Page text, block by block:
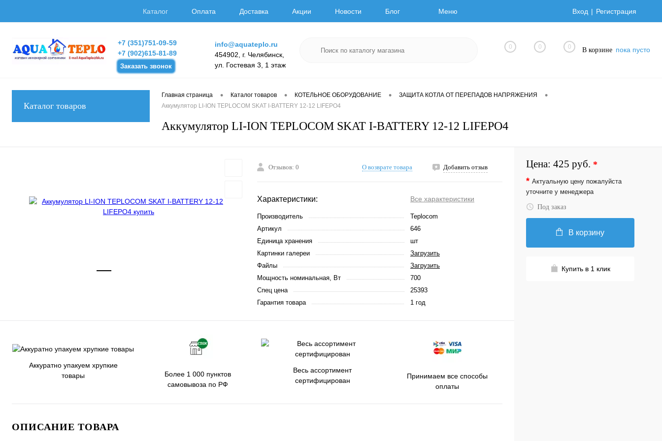
Каталог Оплата Доставка Акции Новости Блог Меню Вход Регистрация
+7 (351)751-09-59
+7 (902)615-81-89
Заказать звонок
info@aquateplo.ru
454902, г. Челябинск,
ул. Гостевая 3, 1 этаж
0 0 0 В корзине пока пусто
Каталог товаров
Главная страница • Каталог товаров • КОТЕЛЬНОЕ ОБОРУДОВАНИЕ • ЗАЩИТА КОТЛА ОТ ПЕРЕПАДОВ НАПРЯЖЕНИЯ •
Аккумулятор LI-ION TEPLOCOM SKAT I-BATTERY 12-12 LIFEPO4
Аккумулятор LI-ION TEPLOCOM SKAT I-BATTERY 12-12 LIFEPO4
Отзывов: 0 О возврате товара Добавить отзыв
Характеристики: Все характеристики
Производитель
Teplocom
Артикул
646
Единица хранения
шт
Картинки галереи
Загрузить
Файлы
Загрузить
Мощность номинальная, Вт
700
Спец цена
25393
Гарантия товара
1 год
Аккуратно упакуем хрупкие
товары
Более 1 000 пунктов
самовывоза по РФ
Весь ассортимент
сертифицирован
Принимаем все способы
оплаты
ОПИСАНИЕ ТОВАРА
Цена: 425 руб. *
* Актуальную цену пожалуйста
уточните у менеджера
Под заказ
В корзину
Купить в 1 клик